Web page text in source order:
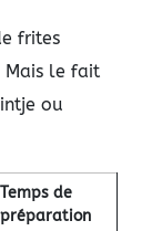
frites
Mais le fait
ou
Temps de
préparation